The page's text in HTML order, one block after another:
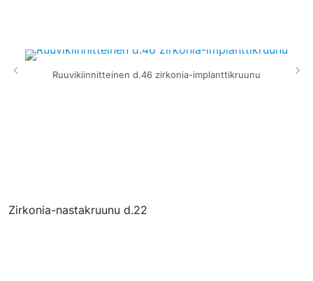
Ruuvikiinnitteinen d.46 zirkonia-implanttikruunu
Zirkonia-nastakruunu d.22